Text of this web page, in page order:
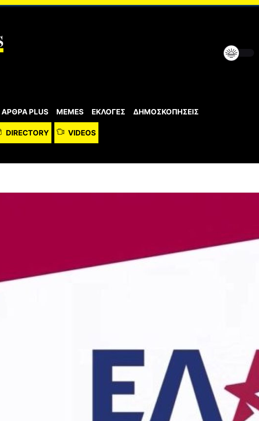
ΆΡΘΡΑ PLUS MEMES ΕΚΛΟΓΕΣ ΔΗΜΟΣΚΟΠΗΣΕΙΣ
DIRECTORY VIDEOS